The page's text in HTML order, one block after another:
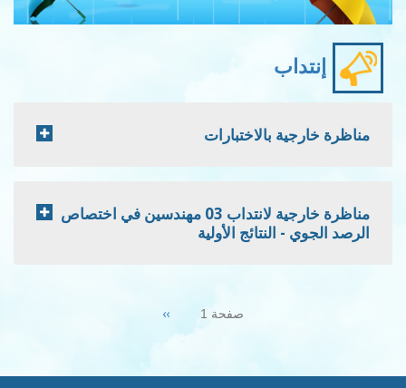
إنتداب
مناظرة خارجية بالاختبارات
مناظرة خارجية لانتداب 03 مهندسين في اختصاص
الرصد الجوي - النتائج الأولية
صفحة 1 Next
››